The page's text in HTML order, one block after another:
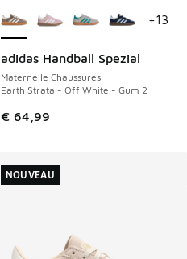
adidas Handball Spezial
Maternelle Chaussures
Earth Strata - Off White - Gum 2
€ 64,99
+13
NOUVEAU